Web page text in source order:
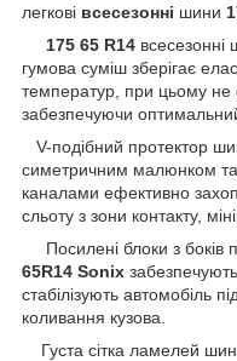
легкові всесезонні шини
175 65 R14 всесезонні
гумова суміш зберігає
температур, при цьому не
забезпечуючи оптимальний
V-подібний протектор
симетричним малюнком
каналами ефективно
сльоту з зони контакту,
Посилені блоки з боків
65R14 Sonix
стабілізують автомобіль
коливання кузова.
Густа сітка ламелей